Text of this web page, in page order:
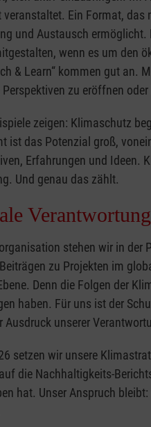
Ein Format, das
und Austausch
wenn es um den
& Learn“ kommen gut an.
Perspektiven zu eröffnen
zeigen: Klimaschutz
ist das Potenzial groß,
Erfahrungen und Ideen.
Und genau das zählt.
stehen wir in der
zu Projekten im
Denn die Folgen der
haben. Für uns ist der
Ausdruck unserer
setzen wir unsere
die Nachhaltigkeits-
hat. Unser Anspruch